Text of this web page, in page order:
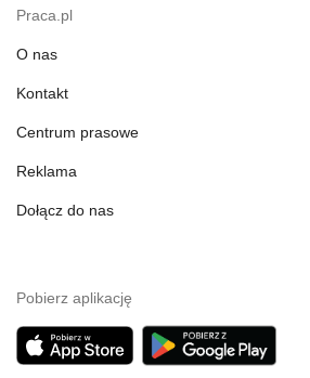
Praca.pl
O nas
Kontakt
Centrum prasowe
Reklama
Dołącz do nas
Pobierz aplikację